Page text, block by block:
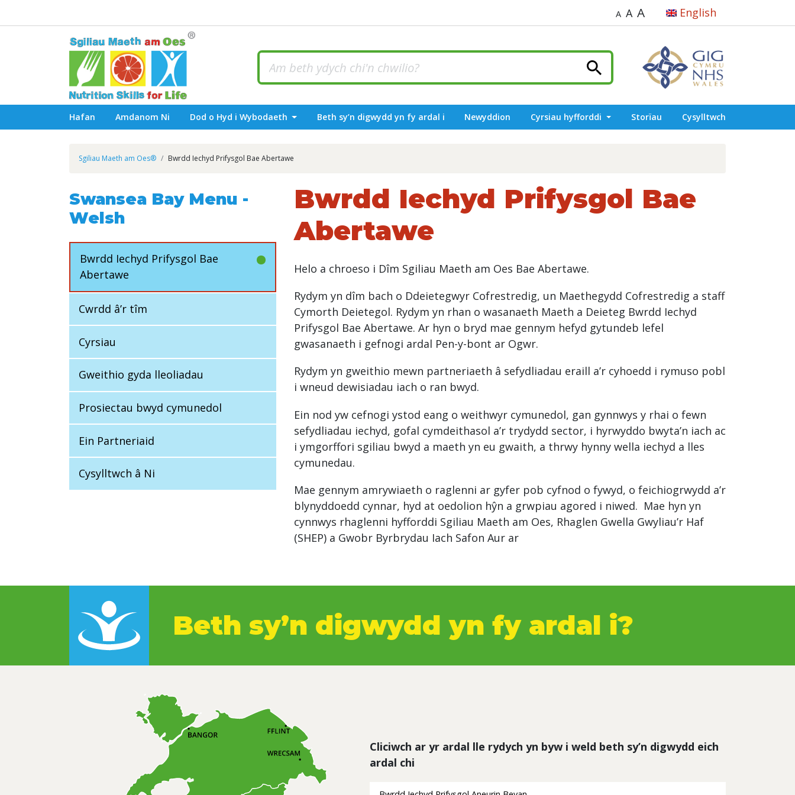
A A A English
Hafan Amdanom Ni Dod o Hyd i Wybodaeth Beth sy’n digwydd yn fy ardal i Newyddion Cyrsiau hyfforddi Storïau Cysylltwch
Sgiliau Maeth am Oes® Bwrdd Iechyd Prifysgol Bae Abertawe
Swansea Bay Menu -
Welsh
Bwrdd Iechyd Prifysgol Bae
Abertawe
Cwrdd â’r tîm
Cyrsiau
Gweithio gyda lleoliadau
Prosiectau bwyd cymunedol
Ein Partneriaid
Cysylltwch â Ni
Bwrdd Iechyd Prifysgol Bae
Abertawe
Helo a chroeso i Dîm Sgiliau Maeth am Oes Bae Abertawe.
Rydym yn dîm bach o Ddeietegwyr Cofrestredig, un Maethegydd Cofrestredig a staff
Cymorth Deietegol. Rydym yn rhan o wasanaeth Maeth a Deieteg Bwrdd Iechyd
Prifysgol Bae Abertawe. Ar hyn o bryd mae gennym hefyd gytundeb lefel
gwasanaeth i gefnogi ardal Pen-y-bont ar Ogwr.
Rydym yn gweithio mewn partneriaeth â sefydliadau eraill a’r cyhoedd i rymuso pobl
i wneud dewisiadau iach o ran bwyd.
Ein nod yw cefnogi ystod eang o weithwyr cymunedol, gan gynnwys y rhai o fewn
sefydliadau iechyd, gofal cymdeithasol a’r trydydd sector, i hyrwyddo bwyta’n iach ac
i ymgorffori sgiliau bwyd a maeth yn eu gwaith, a thrwy hynny wella iechyd a lles
cymunedau.
Mae gennym amrywiaeth o raglenni ar gyfer pob cyfnod o fywyd, o feichiogrwydd a’r
blynyddoedd cynnar, hyd at oedolion hŷn a grwpiau agored i niwed. Mae hyn yn
cynnwys rhaglenni hyfforddi Sgiliau Maeth am Oes, Rhaglen Gwella Gwyliau’r Haf
(SHEP) a Gwobr Byrbrydau Iach Safon Aur ar
Beth sy’n digwydd yn fy ardal i?
Cliciwch ar yr ardal lle rydych yn byw i weld beth sy’n digwydd eich
ardal chi